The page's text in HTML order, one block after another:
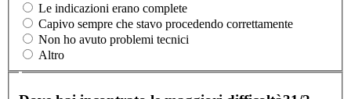
Le indicazioni erano complete
Capivo sempre che stavo procedendo correttamente
Non ho avuto problemi tecnici
Altro